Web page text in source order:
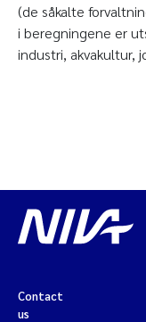
(de såkalte
i beregningene er
industri, akvakultur,
Contact
us